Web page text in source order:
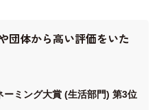
団体から高い評価をいた
ミング大賞 (生活部門) 第3位